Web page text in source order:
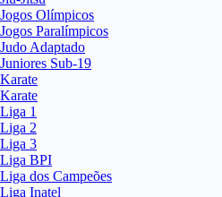
Jogos Olímpicos
Jogos Paralímpicos
Judo Adaptado
Juniores Sub-19
Karate
Karate
Liga 1
Liga 2
Liga 3
Liga BPI
Liga dos Campeões
Liga Inatel